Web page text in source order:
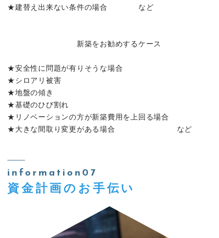
★建替え出来ない条件の場合 など
新築をお勧めするケース
★安全性に問題が有りそうな場合
★シロアリ被害
★地盤の傾き
★基礎のひび割れ
★リノベーションの方が新築費用を上回る場合
★大きな間取り変更がある場合 など
information07
資金計画のお手伝い